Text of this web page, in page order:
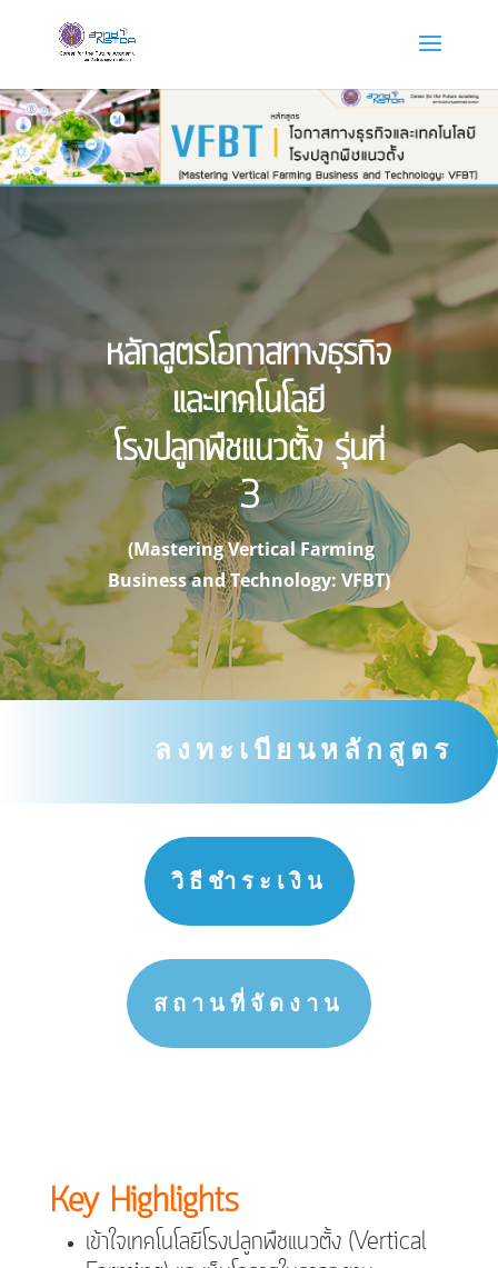
หลักสูตรโอกาสทางธุรกิจ
และเทคโนโลยี
โรงปลูกพืชแนวตั้ง รุ่นที่
3
(Mastering Vertical Farming
Business and Technology: VFBT)
ลงทะเบียนหลักสูตร
วิธีชำระเงิน
สถานที่จัดงาน
Key Highlights
เข้าใจเทคโนโลยีโรงปลูกพืชแนวตั้ง (Vertical